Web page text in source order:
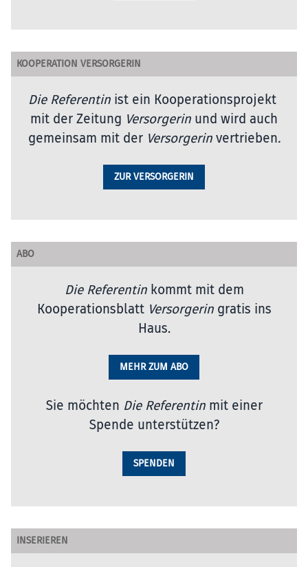
KOOPERATION VERSORGERIN
Die Referentin ist ein Kooperationsprojekt
mit der Zeitung Versorgerin und wird auch
gemeinsam mit der Versorgerinvertrieben.
ZUR VERSORGERIN
ABO
Die Referentinkommt mit dem
Kooperationsblatt Versorgeringratis ins
Haus.
MEHR ZUM ABO
Sie möchten Die Referentinmit einer
Spende unterstützen?
SPENDEN
INSERIEREN